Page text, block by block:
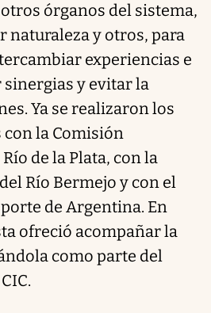
órganos del sistema,
naturaleza y otros, para
experiencias e
y evitar la
Ya se realizaron los
la Comisión
de la Plata, con la
Río Bermejo y con el
de Argentina. En
ofreció acompañar la
como parte del